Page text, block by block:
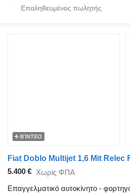
ΒΊΝΤΕΟ
Fiat Doblo Multijet 1,6 Mit Relec
5.400 € Χωρίς ΦΠΑ
Επαγγελματικό αυτοκίνητο -